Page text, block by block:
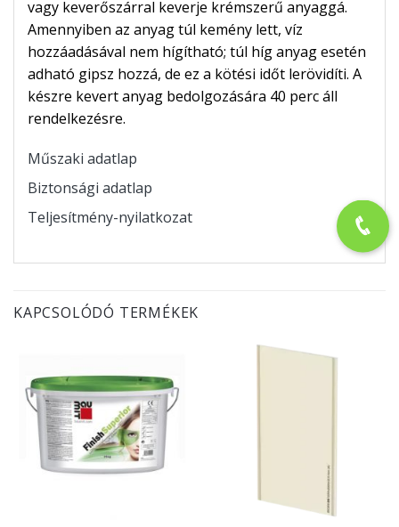
vagy keverőszárral keverje krémszerű anyaggá.
Amennyiben az anyag túl kemény lett, víz
hozzáadásával nem hígítható; túl híg anyag esetén
adható gipsz hozzá, de ez a kötési időt lerövidíti. A
készre kevert anyag bedolgozására 40 perc áll
rendelkezésre.
Műszaki adatlap
Biztonsági adatlap
Teljesítmény-nyilatkozat
KAPCSOLÓDÓ TERMÉKEK